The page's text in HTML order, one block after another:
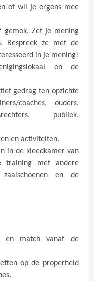
of wil je ergens mee
gemok. Zet je mening
Bespreek ze met de
in je mening!
en de
gedrag ten opzichte
coaches, ouders,
publiek,
en activiteiten.
in de kleedkamer van
training met andere
en de
en match vanaf de
op de properheid